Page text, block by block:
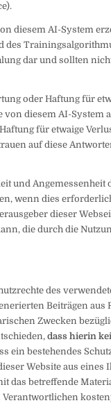
diesem AI-System
des
dar und sollten
oder Haftung für
diesem AI-System
für etwaige
auf diese
und Angemessenheit
wenn dies
dieser
die durch die
des
Beiträgen aus
Zwecken
dass hierin
ein bestehendes
Website aus eines
das betreffende